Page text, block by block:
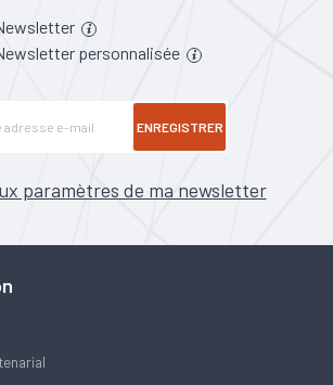
personnalisée
ENREGISTRER
paramètres de ma newsletter